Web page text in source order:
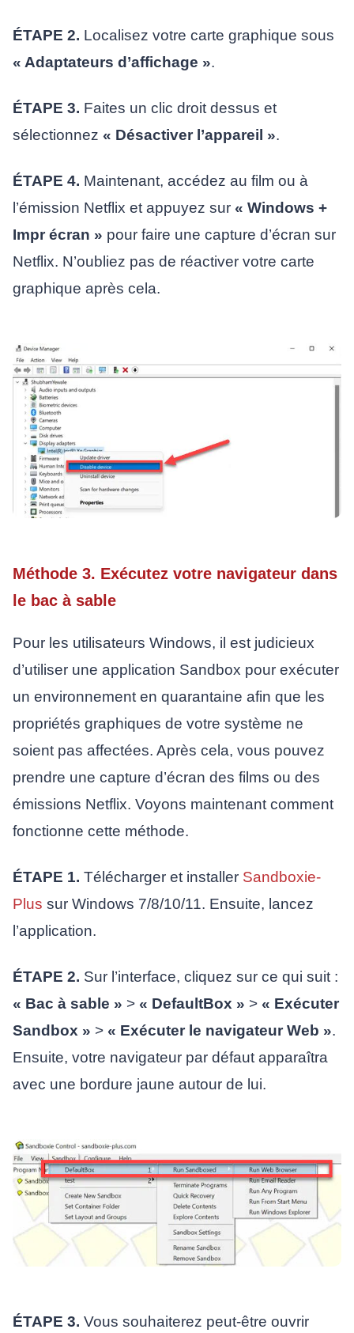
ÉTAPE 2. Localisez votre carte graphique sous
« Adaptateurs d’affichage ».
ÉTAPE 3. Faites un clic droit dessus et
sélectionnez « Désactiver l’appareil ».
ÉTAPE 4. Maintenant, accédez au film ou à
l’émission Netflix et appuyez sur « Windows +
Impr écran » pour faire une capture d’écran sur
Netflix. N’oubliez pas de réactiver votre carte
graphique après cela.
Méthode 3. Exécutez votre navigateur dans
le bac à sable
Pour les utilisateurs Windows, il est judicieux
d’utiliser une application Sandbox pour exécuter
un environnement en quarantaine afin que les
propriétés graphiques de votre système ne
soient pas affectées. Après cela, vous pouvez
prendre une capture d’écran des films ou des
émissions Netflix. Voyons maintenant comment
fonctionne cette méthode.
ÉTAPE 1. Télécharger et installer Sandboxie-
Plus sur Windows 7/8/10/11. Ensuite, lancez
l’application.
ÉTAPE 2. Sur l’interface, cliquez sur ce qui suit :
« Bac à sable » > « DefaultBox » > « Exécuter
Sandbox » > « Exécuter le navigateur Web ».
Ensuite, votre navigateur par défaut apparaîtra
avec une bordure jaune autour de lui.
ÉTAPE 3. Vous souhaiterez peut-être ouvrir